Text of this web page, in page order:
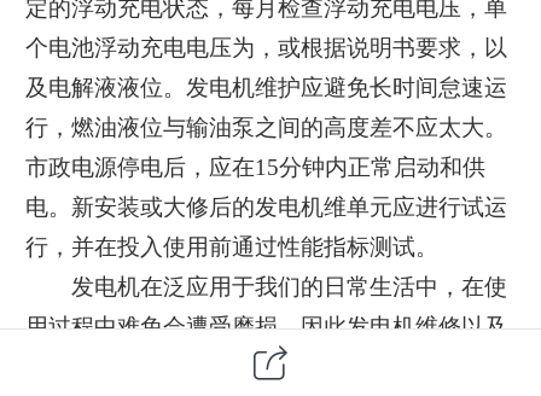
定的浮动充电状态，每月检查浮动充电电压，单
个电池浮动充电电压为，或根据说明书要求，以
及电解液液位。发电机维护应避免长时间怠速运
行，燃油液位与输油泵之间的高度差不应太大。
市政电源停电后，应在15分钟内正常启动和供
电。新安装或大修后的发电机维单元应进行试运
行，并在投入使用前通过性能指标测试。
发电机在泛应用于我们的日常生活中，在使
用过程中难免会遭受磨损，因此发电机维修以及
保养是一个非常重要的环节。